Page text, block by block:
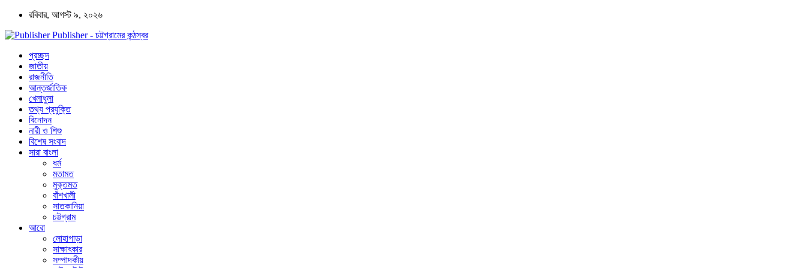
রবিবার, আগস্ট ৯, ২০২৬
Publisher - চট্টগ্রামের কন্ঠস্বর
প্রচ্ছদ
জাতীয়
রাজনীতি
আন্তর্জাতিক
খেলাধুলা
তথ্য প্রযুক্তি
বিনোদন
নারী ও শিশু
বিশেষ সংবাদ
সারা বাংলা
ধর্ম
মতামত
মুক্তমত
বাঁশখালী
সাতকানিয়া
চট্টগ্রাম
আরো
লোহাগাড়া
সাক্ষাৎকার
সম্পাদকীয়